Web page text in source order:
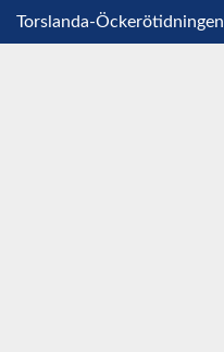
Torslanda-Öckerötidningen